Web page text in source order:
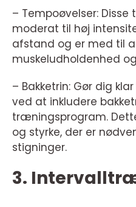
– Tempoøvelser:
moderat til høj
afstand og er med til
muskeludholdenhed
– Bakketrin: Gør dig
ved at inkludere
træningsprogram.
og styrke, der er
stigninger.
3.